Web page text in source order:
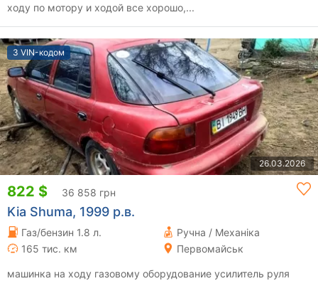
ходу по мотору и ходой все хорошо,...
З VIN-кодом
26.03.2026
822 $ 36 858 грн
Kia Shuma, 1999 р.в.
Газ/бензин 1.8 л.
Ручна / Механіка
165 тис. км
Первомайськ
машинка на ходу газовому оборудование усилитель руля